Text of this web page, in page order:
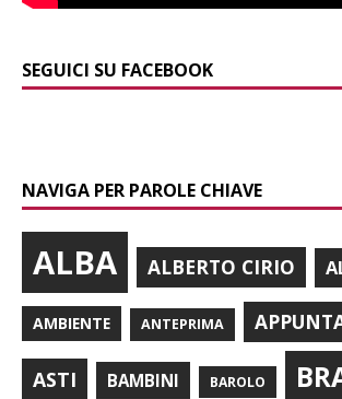
SEGUICI SU FACEBOOK
NAVIGA PER PAROLE CHIAVE
ALBA ALBERTO CIRIO
AMBIENTE ANTEPRIMA
ASTI BAMBINI BAROLO